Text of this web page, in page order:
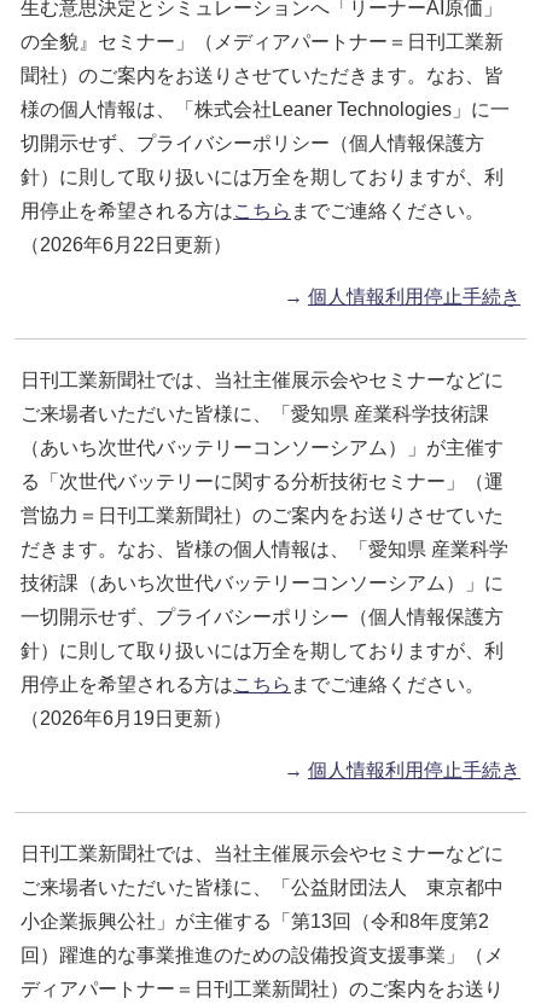
生む意思決定とシミュレーションへ「リーナーAI原価」
の全貌』セミナー」（メディアパートナー＝日刊工業新
聞社）のご案内をお送りさせていただきます。なお、皆
様の個人情報は、「株式会社Leaner Technologies」に一
切開示せず、プライバシーポリシー（個人情報保護方
針）に則して取り扱いには万全を期しておりますが、利
用停止を希望される方はこちら までご連絡ください。
（2026年6月22日更新）
→ 個人情報利用停止手続き
日刊工業新聞社では、当社主催展示会やセミナーなどに
ご来場者いただいた皆様に、「愛知県 産業科学技術課
（あいち次世代バッテリーコンソーシアム）」が主催す
る「次世代バッテリーに関する分析技術セミナー」（運
営協力＝日刊工業新聞社）のご案内をお送りさせていた
だきます。なお、皆様の個人情報は、「愛知県 産業科学
技術課（あいち次世代バッテリーコンソーシアム）」に
一切開示せず、プライバシーポリシー（個人情報保護方
針）に則して取り扱いには万全を期しておりますが、利
用停止を希望される方はこちら までご連絡ください。
（2026年6月19日更新）
→ 個人情報利用停止手続き
日刊工業新聞社では、当社主催展示会やセミナーなどに
ご来場者いただいた皆様に、「公益財団法人 東京都中
小企業振興公社」が主催する「第13回（令和8年度第2
回）躍進的な事業推進のための設備投資支援事業」（メ
ディアパートナー＝日刊工業新聞社）のご案内をお送り